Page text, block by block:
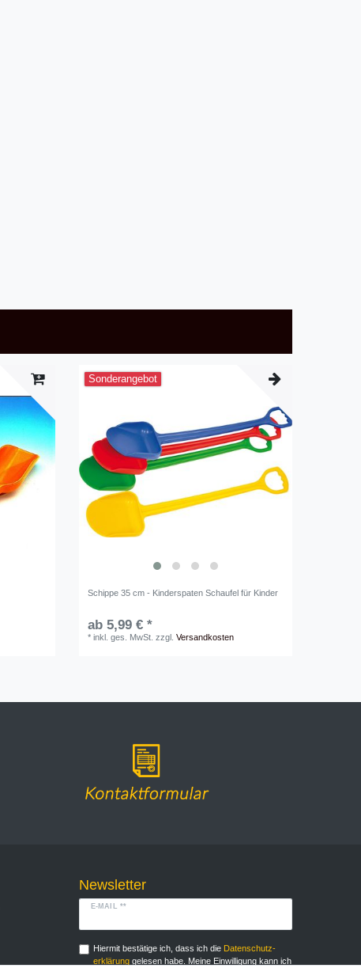
Sonderangebot
Schippe 35 cm - Kinderspaten Schaufel für Kinder
ab 5,99 € *
*inkl. ges. MwSt. zzgl.Versandkosten
Newsletter
E-MAIL **
Hiermit bestätige ich, dass ich die Daten­schutz­
erklärunggelesen habe. Meine Einwilligung kann ich